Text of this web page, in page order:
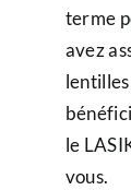
terme
avez
le
vous.